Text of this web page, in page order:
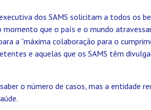
dos SAMS solicitam a todos os
momento que o país e o mundo
a “máxima colaboração para o
e aquelas que os SAMS têm
o número de casos, mas a entidade